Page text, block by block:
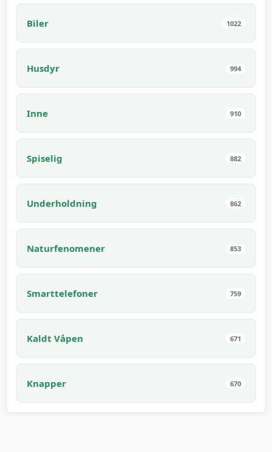
Biler 1022
Husdyr 994
Inne 910
Spiselig 882
Underholdning 862
Naturfenomener 853
Smarttelefoner 759
Kaldt Våpen 671
Knapper 670